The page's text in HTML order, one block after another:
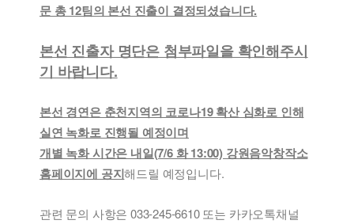
문 총 12팀의 본선 진출이 결정되셨습니다.
본선 진출자 명단은 첨부파일을 확인해주시
기 바랍니다.
본선 경연은 춘천지역의 코로나19 확산 심화로 인해
실연 녹화로 진행될 예정이며
개별 녹화 시간은 내일(7/6 화 13:00) 강원음악창작소
홈페이지에 공지해드릴 예정입니다.
관련 문의 사항은 033-245-6610 또는 카카오톡채널